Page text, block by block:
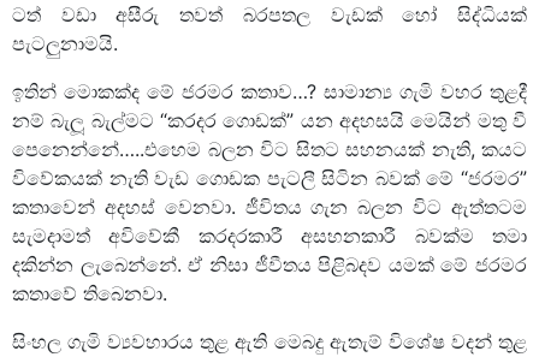
ට‍ත් වඩා අසීරු තවත් බරපතල වැඩක් හෝ සිද්ධියක්
පැටලුනාමයි.
ඉතින් මොකක්ද මේ ජරමර කතාව…? සාමාන්‍ය ගැමි වහර තුළදී
නම් බැලූ බැල්මට “කරදර ගොඩක්” යන අදහසයි මෙයින් මතු වී
පෙනෙන්නේ…..එහෙම බලන විට සිතට සහනයක් නැති, කයට
විවේකයක් නැති වැඩ ගොඩක පැටලී සිටින බවක් මේ “ජරමර”
කතාවෙන් අදහස් වෙනවා. ජීවිතය ගැන බලන විට ඇත්තටම
සැමදාමත් අවිවේකී කරදරකාරී අසහනකාරී බවක්ම තමා
දකින්න ලැබෙන්නේ. ඒ නිසා ජීවීතය පිළිබදව යමක් මේ ජරමර
කතාවේ තිබෙනවා.
සිංහල ගැමි ව්‍යවහාරය තුළ ඇති මෙබදු ඇතැම් විශේෂ වදන් තුළ